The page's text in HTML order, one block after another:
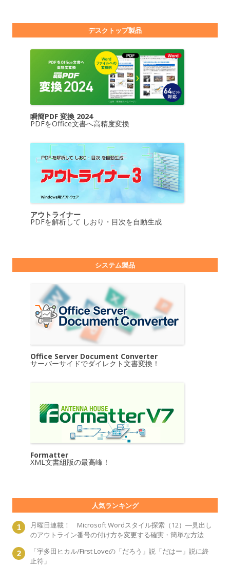
デスクトップ製品
瞬簡PDF 変換 2024
PDFをOffice文書へ高精度変換
アウトライナー
PDFを解析して しおり・目次を自動生成
システム製品
Office Server Document Converter
サーバーサイドでダイレクト文書変換！
Formatter
XML文書組版の最高峰！
人気ランキング
月曜日連載！ Microsoft Wordスタイル探索（12）―見出し
のアウトライン番号の付け方を変更する確実・簡単な方法
「宇多田ヒカル/First Loveの「だろう」説「だはー」説に終
止符」